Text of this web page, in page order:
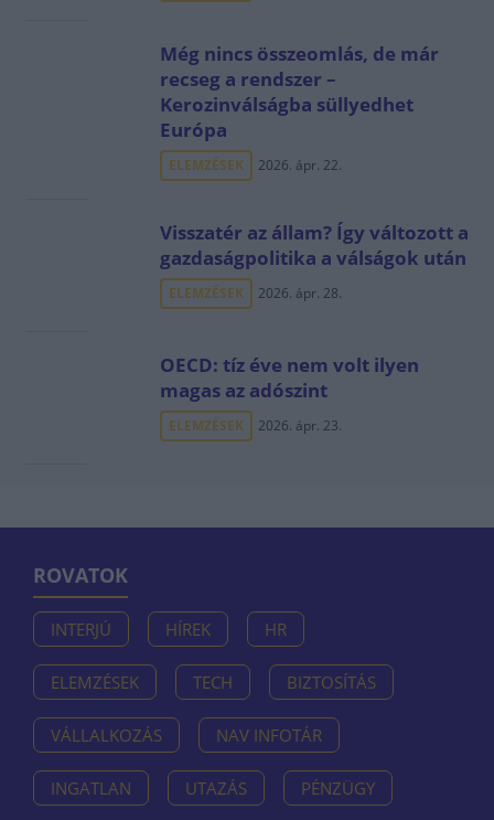
Még nincs összeomlás, de már
recseg a rendszer –
Kerozinválságba süllyedhet
Európa
ELEMZÉSEK 2026. ápr. 22.
Visszatér az állam? Így változott a
gazdaságpolitika a válságok után
ELEMZÉSEK 2026. ápr. 28.
OECD: tíz éve nem volt ilyen
magas az adószint
ELEMZÉSEK 2026. ápr. 23.
ROVATOK
INTERJÚ HÍREK HR
ELEMZÉSEK TECH BIZTOSÍTÁS
VÁLLALKOZÁS NAV INFOTÁR
INGATLAN UTAZÁS PÉNZÜGY